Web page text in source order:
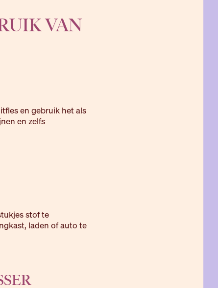
VAN
en gebruik het als
en zelfs
stof te
laden of auto te